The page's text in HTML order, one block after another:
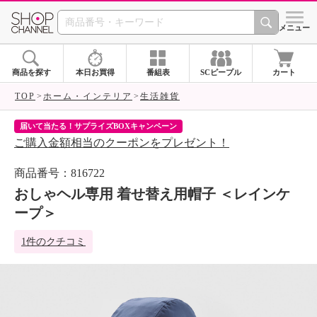
SHOP CHANNEL シメニュー
商品を探す 本日お買得 番組表 SCピープル カート
TOP ホーム・インテリア 生活雑貨
届いて当たる！サプライズBOXキャンペーン
ご購入金額相当のクーポンをプレゼント！
商品番号：816722
おしゃヘル専用 着せ替え用帽子 ＜レインケ
ープ＞
1件のクチコミ